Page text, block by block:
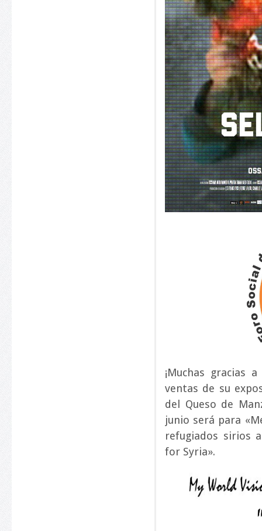
¡Muchas gracias
ventas de su
del Queso de
junio será para
refugiados sirios
for Syria».